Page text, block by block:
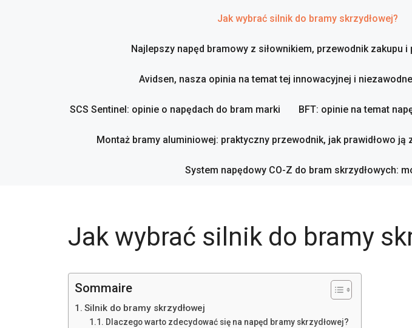
Jak wybrać silnik do bramy skrzydłowej?
Najlepszy napęd bramowy z siłownikiem, przewodnik zakupu i
Avidsen, nasza opinia na temat tej innowacyjnej i
SCS Sentinel: opinie o napędach do bram marki BFT: opinie na temat
Montaż bramy aluminiowej: praktyczny przewodnik, jak prawidłowo ją
System napędowy CO-Z do bram skrzydłowych:
Jak wybrać silnik do bramy
Sommaire
Silnik do bramy skrzydłowej
Dlaczego warto zdecydować się na napęd bramy skrzydłowej?